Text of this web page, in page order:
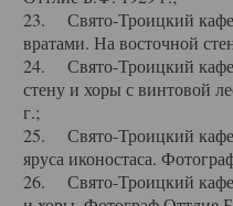
23. Свято-Троицкий
вратами. На восточной
24. Свято-Троицкий
стену и хоры с винтовой
г.;
25. Свято-Троицкий
яруса иконостаса.
26. Свято-Троицкий